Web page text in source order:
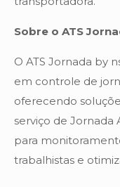
Sobre o ATS
O ATS Jornada by
em controle de
oferecendo
serviço de Jornada
para
trabalhistas e